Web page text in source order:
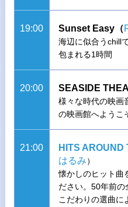
19:00 Sunset Easy（
海辺に似合うchill
包まれる1時間
20:00 SEASIDE
様々な時代の映画
の映画館へようこ
21:00 HITS AROUND
はるみ）
懐かしのヒット曲
ださい。50年前の
こだわりの選曲に